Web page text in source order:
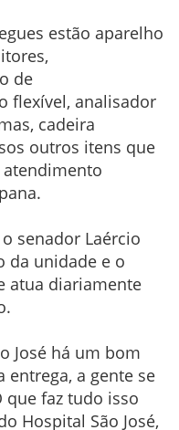
estão aparelho
de
flexível, analisador
cadeira
outros itens que
senador Laércio
da unidade e o
atua diariamente
José há um bom
entrega, a gente se
que faz tudo isso
Hospital São José,